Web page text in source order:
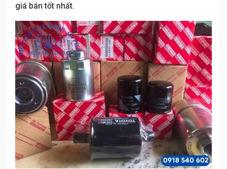
giá bán tốt nhất.